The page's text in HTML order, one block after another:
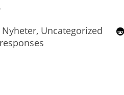
Nyheter, Uncategorized